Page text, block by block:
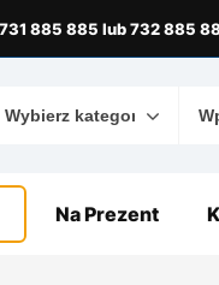
885 885 lub 732 885
Na Prezent